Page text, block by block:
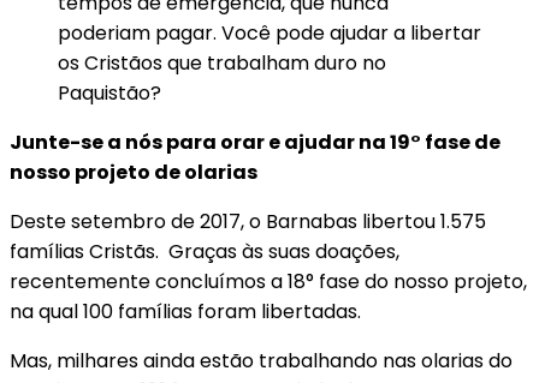
poderiam pagar. Você pode ajudar a libertar
os Cristãos que trabalham duro no
Paquistão?
Junte-se a nós para orar e ajudar na 19° fase de
nosso projeto de olarias
Deste setembro de 2017, o Barnabas libertou 1.575
famílias Cristãs. Graças às suas doações,
recentemente concluímos a 18° fase do nosso projeto,
na qual 100 famílias foram libertadas.
Mas, milhares ainda estão trabalhando nas olarias do